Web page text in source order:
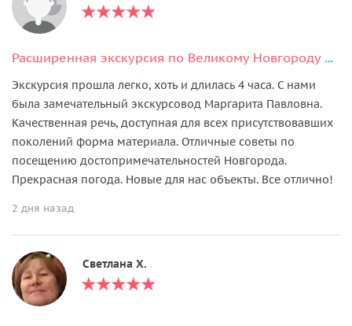
Расширенная экскурсия по Великому Новгороду на транспорте туриста
Экскурсия прошла легко, хоть и длилась 4 часа. С нами
была замечательный экскурсовод Маргарита Павловна.
Качественная речь, доступная для всех присутствовавших
поколений форма материала. Отличные советы по
посещению достопримечательностей Новгорода.
Прекрасная погода. Новые для нас объекты. Все отлично!
2 дня назад
Светлана Х.